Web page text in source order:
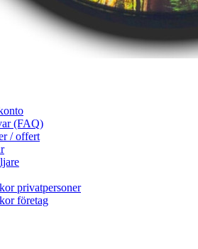
(FAQ)
/ offert
privatpersoner
företag